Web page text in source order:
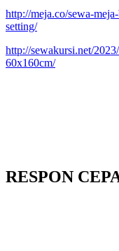
http://meja.co/sewa-
setting/
http://sewakursi.net/
60x160cm/
RESPON